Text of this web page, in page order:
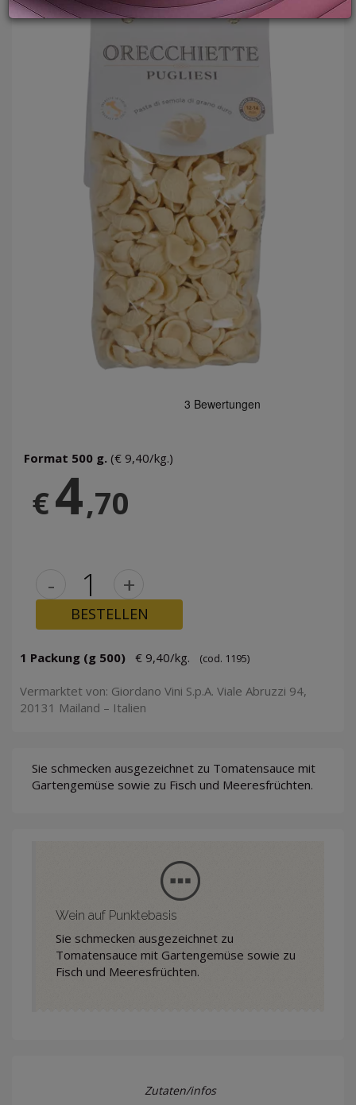
Format 500 g. (€ 9,40/kg.)
€4,70
- +
BESTELLEN
1 Packung (g 500) € 9,40/kg. (cod. 1195)
Vermarktet von: Giordano Vini S.p.A. Viale Abruzzi 94,
20131 Mailand – Italien
Sie schmecken ausgezeichnet zu Tomatensauce mit
Gartengemüse sowie zu Fisch und Meeresfrüchten.
Wein auf Punktebasis
Sie schmecken ausgezeichnet zu
Tomatensauce mit Gartengemüse sowie zu
Fisch und Meeresfrüchten.
Zutaten/infos